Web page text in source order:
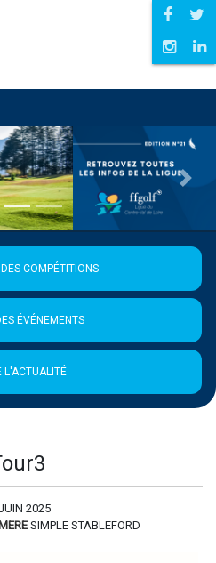
COMPÉTITIONS
ÉVÉNEMENTS
L'ACTUALITÉ
2025
SIMPLE STABLEFORD